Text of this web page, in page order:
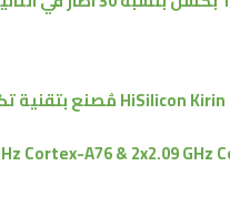
مُصنع بتقنية